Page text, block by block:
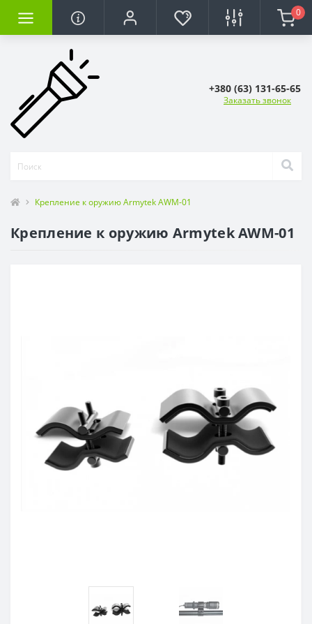
0
+380 (63) 131-65-65
Заказать звонок
Крепление к оружию Armytek AWM-01
Крепление к оружию Armytek AWM-01